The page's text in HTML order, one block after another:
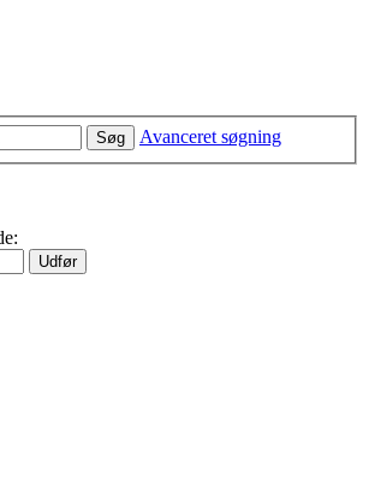
Søg
Avanceret søgning